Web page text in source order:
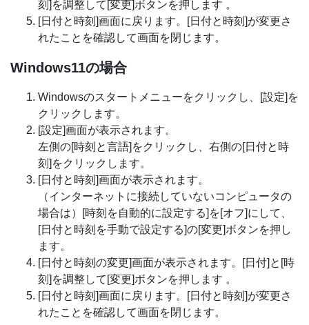
刻]を調整して[変更]ボタンを押します 。
[日付と時刻]画面に戻ります。[日付と時刻]が変更さ
れたことを確認して画面を閉じます。
Windows11の場合
Windowsのスタートメニューをクリックし、[設定]を
クリックします。
[設定]画面が表示されます。
左側の[時刻と言語]をクリックし、右側の[日付と時
刻]をクリックします。
[日付と時刻]画面が表示されます。
（インターネットに接続していないコンピュータの
場合は）[時刻を自動的に設定する]を[オフ]にして、
[日付と時刻を手動で設定する]の[変更]ボタンを押し
ます。
[日付と時刻の変更]画面が表示されます。[日付]と[時
刻]を調整して[変更]ボタンを押します 。
[日付と時刻]画面に戻ります。[日付と時刻]が変更さ
れたことを確認して画面を閉じます。